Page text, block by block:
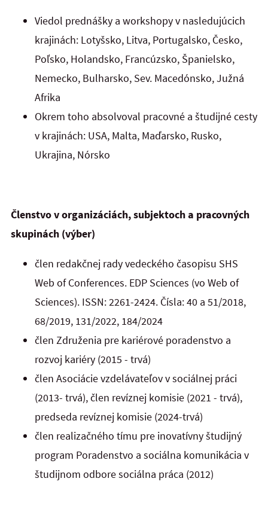
Viedol prednášky a workshopy v nasledujúcich
krajinách: Lotyšsko, Litva, Portugalsko, Česko,
Poľsko, Holandsko, Francúzsko, Španielsko,
Nemecko, Bulharsko, Sev. Macedónsko, Južná
Afrika
Okrem toho absolvoval pracovné a študijné cesty
v krajinách: USA, Malta, Maďarsko, Rusko,
Ukrajina, Nórsko
Členstvo v organizáciách, subjektoch a pracovných
skupinách (výber)
člen redakčnej rady vedeckého časopisu SHS
Web of Conferences. EDP Sciences (vo Web of
Sciences). ISSN: 2261-2424. Čísla: 40 a 51/2018,
68/2019, 131/2022, 184/2024
člen Združenia pre kariérové poradenstvo a
rozvoj kariéry (2015 - trvá)
člen Asociácie vzdelávateľov v sociálnej práci
(2013- trvá), člen revíznej komisie (2021 - trvá),
predseda revíznej komisie (2024-trvá)
člen realizačného tímu pre inovatívny študijný
program Poradenstvo a sociálna komunikácia v
študijnom odbore sociálna práca (2012)